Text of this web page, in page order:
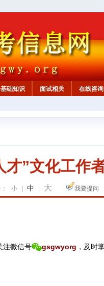
础知识 面试相关 在线咨询
”文化工作
小 中 大 我要提问
注微信号 gsgwyorg ， 及时